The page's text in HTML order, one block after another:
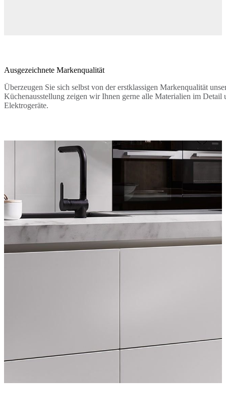
Ausgezeichnete Markenqualität
Überzeugen Sie sich selbst von der erstklassigen Markenqualität
Küchenausstellung zeigen wir Ihnen gerne alle Materialien im Detail
Elektrogeräte.